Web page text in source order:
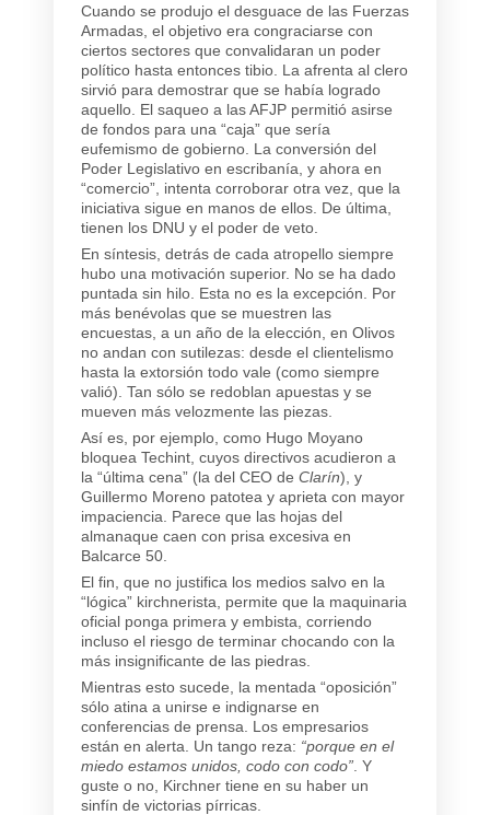
Cuando se produjo el desguace de las Fuerzas
Armadas, el objetivo era congraciarse con
ciertos sectores que convalidaran un poder
político hasta entonces tibio. La afrenta al clero
sirvió para demostrar que se había logrado
aquello. El saqueo a las AFJP permitió asirse
de fondos para una “caja” que sería
eufemismo de gobierno. La conversión del
Poder Legislativo en escribanía, y ahora en
“comercio”, intenta corroborar otra vez, que la
iniciativa sigue en manos de ellos. De última,
tienen los DNU y el poder de veto.
En síntesis, detrás de cada atropello siempre
hubo una motivación superior. No se ha dado
puntada sin hilo. Esta no es la excepción. Por
más benévolas que se muestren las
encuestas, a un año de la elección, en Olivos
no andan con sutilezas: desde el clientelismo
hasta la extorsión todo vale (como siempre
valió). Tan sólo se redoblan apuestas y se
mueven más velozmente las piezas.
Así es, por ejemplo, como Hugo Moyano
bloquea Techint, cuyos directivos acudieron a
la “última cena” (la del CEO de Clarín), y
Guillermo Moreno patotea y aprieta con mayor
impaciencia. Parece que las hojas del
almanaque caen con prisa excesiva en
Balcarce 50.
El fin, que no justifica los medios salvo en la
“lógica” kirchnerista, permite que la maquinaria
oficial ponga primera y embista, corriendo
incluso el riesgo de terminar chocando con la
más insignificante de las piedras.
Mientras esto sucede, la mentada “oposición”
sólo atina a unirse e indignarse en
conferencias de prensa. Los empresarios
están en alerta. Un tango reza: “porque en el
miedo estamos unidos, codo con codo” . Y
guste o no, Kirchner tiene en su haber un
sinfín de victorias pírricas.